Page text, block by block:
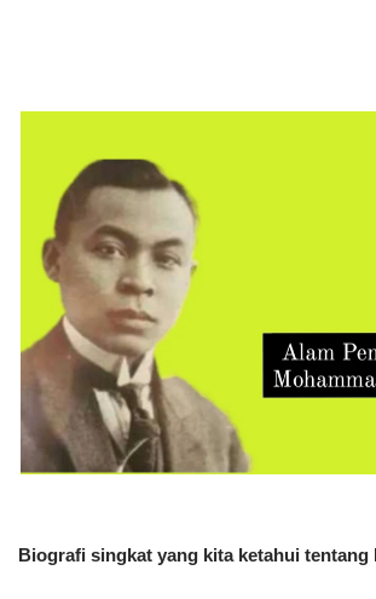
Biografi singkat yang kita ketahui tentang